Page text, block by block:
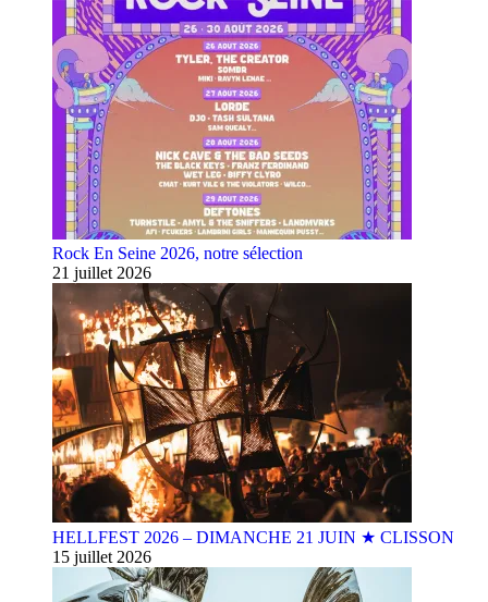
Rock En Seine 2026, notre sélection
21 juillet 2026
HELLFEST 2026 – DIMANCHE 21 JUIN ★ CLISSON
15 juillet 2026